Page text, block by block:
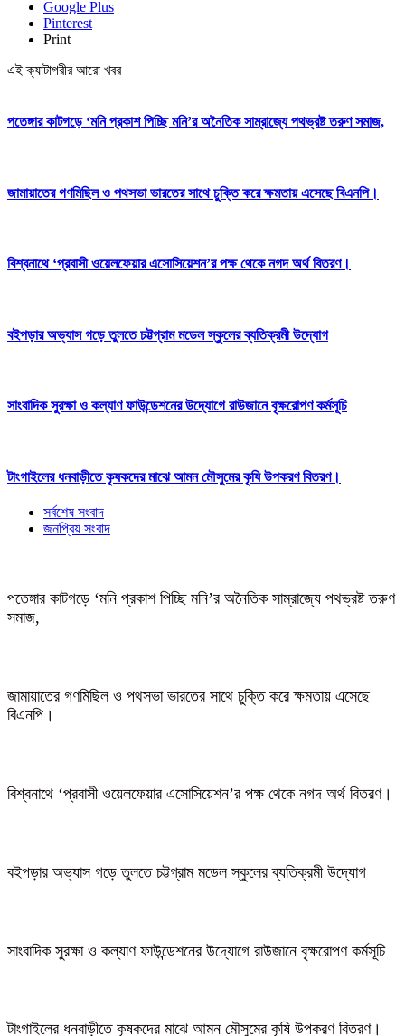
Google Plus
Pinterest
Print
এই ক্যাটাগরীর আরো খবর
পতেঙ্গার কাটগড়ে ‘মনি প্রকাশ পিচ্ছি মনি’র অনৈতিক সাম্রাজ্যে পথভ্রষ্ট তরুণ সমাজ,
জামায়াতের গণমিছিল ও পথসভা ভারতের সাথে চুক্তি করে ক্ষমতায় এসেছে বিএনপি।
বিশ্বনাথে ‘প্রবাসী ওয়েলফেয়ার এসোসিয়েশন’র পক্ষ থেকে নগদ অর্থ বিতরণ।
বইপড়ার অভ্যাস গড়ে তুলতে চট্টগ্রাম মডেল স্কুলের ব্যতিক্রমী উদ্যোগ
সাংবাদিক সুরক্ষা ও কল্যাণ ফাউন্ডেশনের উদ্যোগে রাউজানে বৃক্ষরোপণ কর্মসূচি
টাংগাইলের ধনবাড়ীতে কৃষকদের মাঝে আমন মৌসুমের কৃষি উপকরণ বিতরণ।
সর্বশেষ সংবাদ
জনপ্রিয় সংবাদ
পতেঙ্গার কাটগড়ে ‘মনি প্রকাশ পিচ্ছি মনি’র অনৈতিক সাম্রাজ্যে পথভ্রষ্ট তরুণ
সমাজ,
জামায়াতের গণমিছিল ও পথসভা ভারতের সাথে চুক্তি করে ক্ষমতায় এসেছে
বিএনপি।
বিশ্বনাথে ‘প্রবাসী ওয়েলফেয়ার এসোসিয়েশন’র পক্ষ থেকে নগদ অর্থ বিতরণ।
বইপড়ার অভ্যাস গড়ে তুলতে চট্টগ্রাম মডেল স্কুলের ব্যতিক্রমী উদ্যোগ
সাংবাদিক সুরক্ষা ও কল্যাণ ফাউন্ডেশনের উদ্যোগে রাউজানে বৃক্ষরোপণ কর্মসূচি
টাংগাইলের ধনবাড়ীতে কৃষকদের মাঝে আমন মৌসুমের কৃষি উপকরণ বিতরণ।